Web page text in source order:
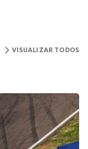
VISUALIZAR TODOS